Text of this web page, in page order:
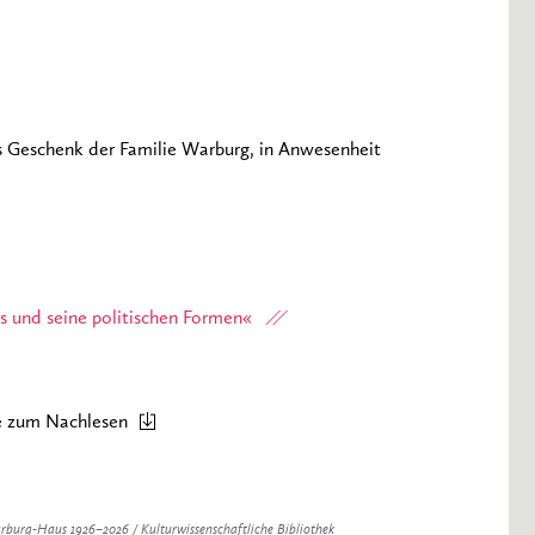
Geschenk der Familie Warburg, in Anwesenheit
und seine politischen Formen«
zum Nachlesen
Haus 1926–2026 / Kulturwissenschaftliche Bibliothek